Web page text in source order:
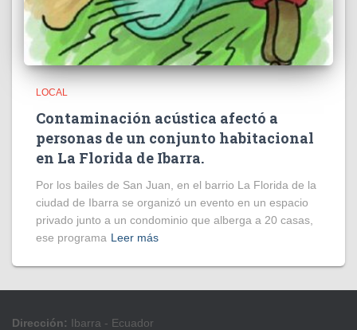
LOCAL
Contaminación acústica afectó a
personas de un conjunto habitacional
en La Florida de Ibarra.
Por los bailes de San Juan, en el barrio La Florida de la
ciudad de Ibarra se organizó un evento en un espacio
privado junto a un condominio que alberga a 20 casas,
ese programa Leer más
Dirección: Ibarra - Ecuador